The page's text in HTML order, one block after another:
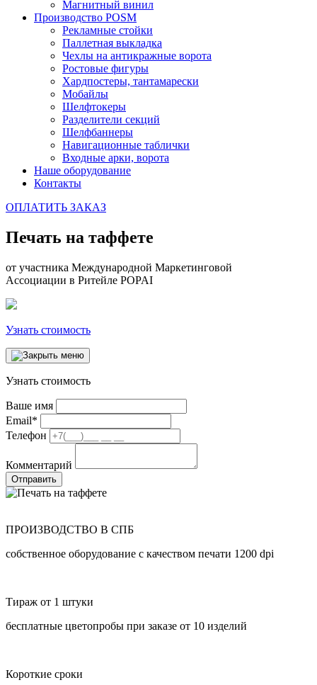
Магнитный винил
Производство POSM
Рекламные стойки
Паллетная выкладка
Чехлы на антикражные ворота
Ростовые фигуры
Хардпостеры, тантамарески
Мобайлы
Шелфтокеры
Разделители секций
Шелфбаннеры
Навигационные таблички
Входные арки, ворота
Наше оборудование
Контакты
ОПЛАТИТЬ ЗАКАЗ
Печать на таффете
от участника Международной Маркетинговой
Ассоциации в Ритейле POPAI
Узнать стоимость
Узнать стоимость
Ваше имя
Email*
Телефон
Комментарий
Отправить
ПРОИЗВОДСТВО В СПБ
собственное оборудование с качеством печати 1200 dpi
Тираж от 1 штуки
бесплатные цветопробы при заказе от 10 изделий
Короткие сроки